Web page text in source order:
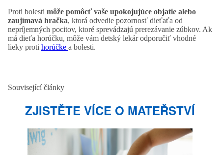
Proti bolesti môže pomôcť vaše upokojujúce objatie alebo
zaujímavá hračka, ktorá odvedie pozornosť dieťaťa od
nepríjemných pocitov, ktoré sprevádzajú prerezávanie zúbkov. Ak
má dieťa horúčku, môže vám detský lekár odporučiť vhodné
lieky proti horúčke a bolesti.
Související články
ZJISTĚTE VÍCE O MATEŘSTVÍ